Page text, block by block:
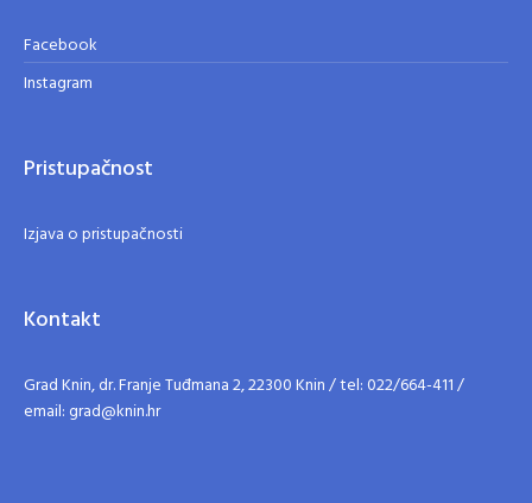
Facebook
Instagram
Pristupačnost
Izjava o pristupačnosti
Kontakt
Grad Knin, dr. Franje Tuđmana 2, 22300 Knin / tel: 022/664-411 /
email: grad@knin.hr